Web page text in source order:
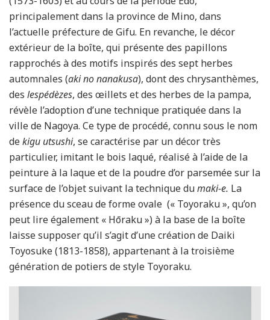
principalement dans la province de Mino, dans
l’actuelle préfecture de Gifu. En revanche, le décor
extérieur de la boîte, qui présente des papillons
rapprochés à des motifs inspirés des sept herbes
automnales (aki no nanakusa), dont des chrysanthèmes,
des lespédèzes, des œillets et des herbes de la pampa,
révèle l’adoption d’une technique pratiquée dans la
ville de Nagoya. Ce type de procédé, connu sous le nom
dekigu utsushi, se caractérise par un décor très
particulier, imitant le bois laqué, réalisé à l’aide de la
peinture à la laque et de la poudre d’or parsemée sur la
surface de l’objet suivant la technique dumaki-e. La
présence du sceau de forme ovale (« Toyoraku », qu’on
peut lire également « Hōraku ») à la base de la boîte
laisse supposer qu’il s’agit d’une création de Daiki
Toyosuke (1813-1858), appartenant à la troisième
génération de potiers de style Toyoraku.